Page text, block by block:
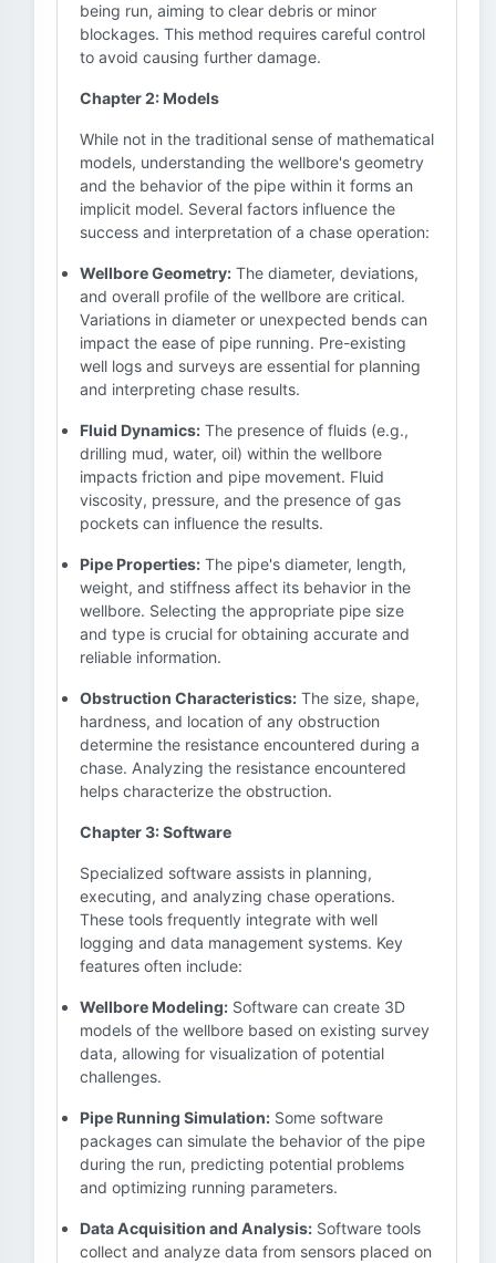
being run, aiming to clear debris or minor
blockages. This method requires careful control
to avoid causing further damage.
Chapter 2: Models
While not in the traditional sense of mathematical
models, understanding the wellbore's geometry
and the behavior of the pipe within it forms an
implicit model. Several factors influence the
success and interpretation of a chase operation:
Wellbore Geometry: The diameter, deviations,
and overall profile of the wellbore are critical.
Variations in diameter or unexpected bends can
impact the ease of pipe running. Pre-existing
well logs and surveys are essential for planning
and interpreting chase results.
Fluid Dynamics: The presence of fluids (e.g.,
drilling mud, water, oil) within the wellbore
impacts friction and pipe movement. Fluid
viscosity, pressure, and the presence of gas
pockets can influence the results.
Pipe Properties: The pipe's diameter, length,
weight, and stiffness affect its behavior in the
wellbore. Selecting the appropriate pipe size
and type is crucial for obtaining accurate and
reliable information.
Obstruction Characteristics: The size, shape,
hardness, and location of any obstruction
determine the resistance encountered during a
chase. Analyzing the resistance encountered
helps characterize the obstruction.
Chapter 3: Software
Specialized software assists in planning,
executing, and analyzing chase operations.
These tools frequently integrate with well
logging and data management systems. Key
features often include:
Wellbore Modeling: Software can create 3D
models of the wellbore based on existing survey
data, allowing for visualization of potential
challenges.
Pipe Running Simulation: Some software
packages can simulate the behavior of the pipe
during the run, predicting potential problems
and optimizing running parameters.
Data Acquisition and Analysis: Software tools
collect and analyze data from sensors placed on